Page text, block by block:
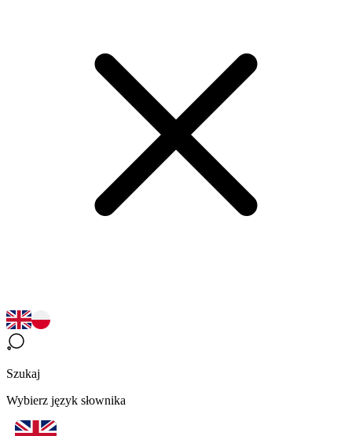
Szukaj
Wybierz język słownika